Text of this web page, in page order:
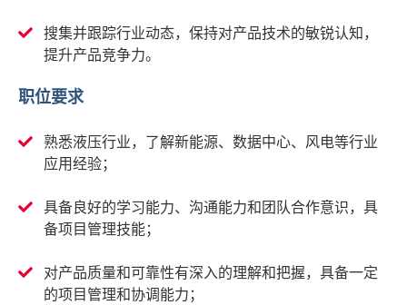
搜集并跟踪行业动态，保持对产品技术的敏锐认知，
提升产品竞争力。
职位要求
熟悉液压行业，了解新能源、数据中心、风电等行业
应用经验；
具备良好的学习能力、沟通能力和团队合作意识，具
备项目管理技能；
对产品质量和可靠性有深入的理解和把握，具备一定
的项目管理和协调能力；